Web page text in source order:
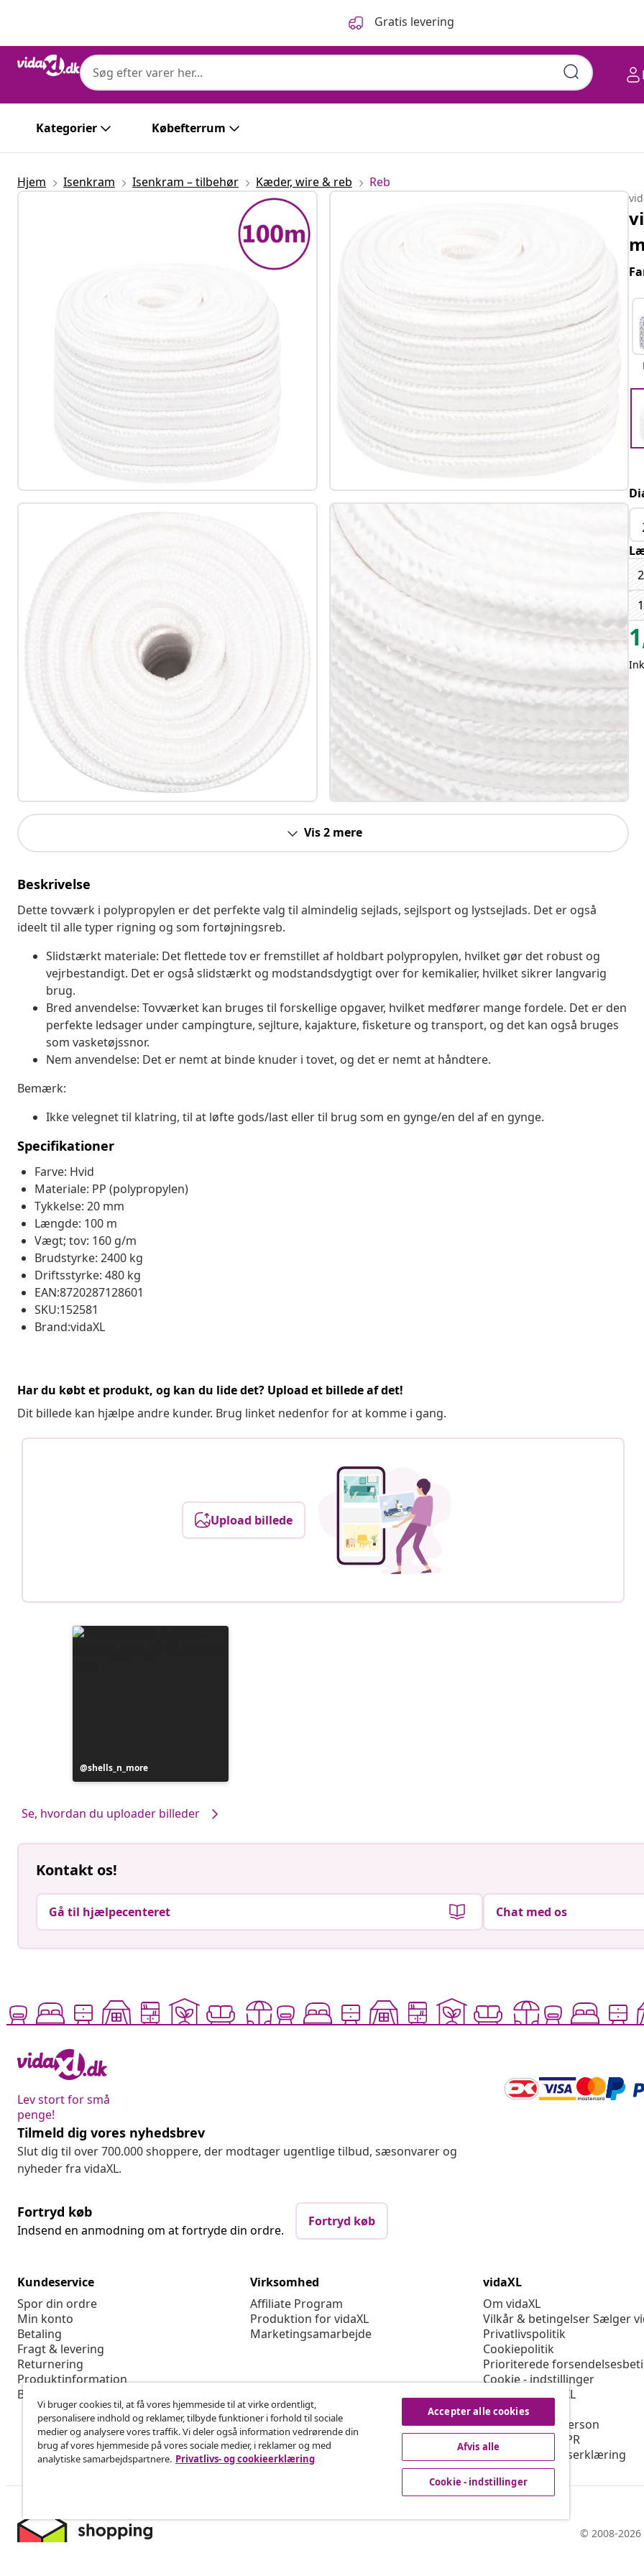
Gratis levering
Kategorier Købefterrum
Hjem Isenkram Isenkram – tilbehør Kæder, wire & reb Reb
Vis 2 mere
Beskrivelse
Dette tovværk i polypropylen er det perfekte valg til almindelig sejlads, sejlsport og lystsejlads. Det er også
ideelt til alle typer rigning og som fortøjningsreb.
Slidstærkt materiale: Det flettede tov er fremstillet af holdbart polypropylen, hvilket gør det robust og
vejrbestandigt. Det er også slidstærkt og modstandsdygtigt over for kemikalier, hvilket sikrer langvarig
brug.
Bred anvendelse: Tovværket kan bruges til forskellige opgaver, hvilket medfører mange fordele. Det er den
perfekte ledsager under campingture, sejlture, kajakture, fisketure og transport, og det kan også bruges
som vasketøjssnor.
Nem anvendelse: Det er nemt at binde knuder i tovet, og det er nemt at håndtere.
Bemærk:
Ikke velegnet til klatring, til at løfte gods/last eller til brug som en gynge/en del af en gynge.
Specifikationer
Farve: Hvid
Materiale: PP (polypropylen)
Tykkelse: 20 mm
Længde: 100 m
Vægt; tov: 160 g/m
Brudstyrke: 2400 kg
Driftsstyrke: 480 kg
EAN:8720287128601
SKU:152581
Brand:vidaXL
Har du købt et produkt, og kan du lide det? Upload et billede af det!
Dit billede kan hjælpe andre kunder. Brug linket nedenfor for at komme i gang.
Upload billede
Opslag
offentliggjort
shells_n_more
Se, hvordan du uploader billeder
Kontakt os!
Gå til hjælpecenteret Chat med os
Lev stort for små
penge!
Tilmeld dig vores nyhedsbrev
Slut dig til over 700.000 shoppere, der modtager ugentlige tilbud, sæsonvarer og
nyheder fra vidaXL.
Fortryd køb
Indsend en anmodning om at fortryde din ordre.
Fortryd køb
Kundeservice
Spor din ordre
Min konto
Betaling
Fragt & levering
Returnering
Produktinformation
Bestilling
Virksomhed
Affiliate Program
Produktion for vidaXL
Marketingsamarbejde
vidaXL
Om vidaXL
Vilkår & betingelser Sælger
Privatlivspolitik
Cookiepolitik
Prioriterede
Cookie - indstillinger
Arbejd for vidaXL
Sikkerhed
EU-ansvarlige person
Politikken for EPR
Tilgængelighedserklæring
© 2008-
Vi bruger cookies til, at få vores hjemmeside til at virke ordentligt,
personalisere indhold og reklamer, tilbyde funktioner i forhold til sociale
medier og analysere vores traffik. Vi deler også information vedrørende din
brug af vores hjemmeside på vores sociale medier, i reklamer og med
analytiske samarbejdspartnere. Privatlivs- og cookieerklæring
Accepter alle cookies
Afvis alle
Cookie - indstillinger